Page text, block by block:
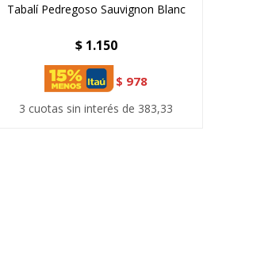
Tabalí Pedregoso Sauvignon Blanc
$ 1.150
$ 978
3 cuotas sin interés de 383,33